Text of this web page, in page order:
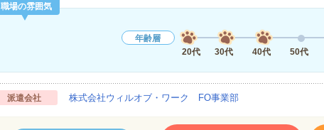
職場の雰囲気
年齢層
20代
30代 40代 50代
派遣会社 株式会社ウィルオブ・ワーク FO事業部